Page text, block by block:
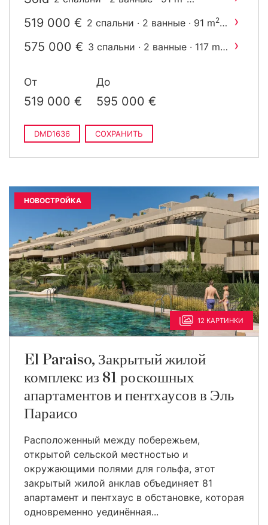
519 000 € 2 спальни · 2 ванные · 91 m2 ›
575 000 € 3 спальни · 2 ванные · 117 m ›
От
519 000 €
До
595 000 €
DMD1636 СОХРАНИТЬ
НОВОСТРОЙКА
12 КАРТИНКИ
El Paraiso, Закрытый жилой
комплекс из 81 роскошных
апартаментов и пентхаусов в Эль
Параисо
Расположенный между побережьем,
открытой сельской местностью и
окружающими полями для гольфа, этот
закрытый жилой анклав объединяет 81
апартамент и пентхаус в обстановке, которая
одновременно уединённая...